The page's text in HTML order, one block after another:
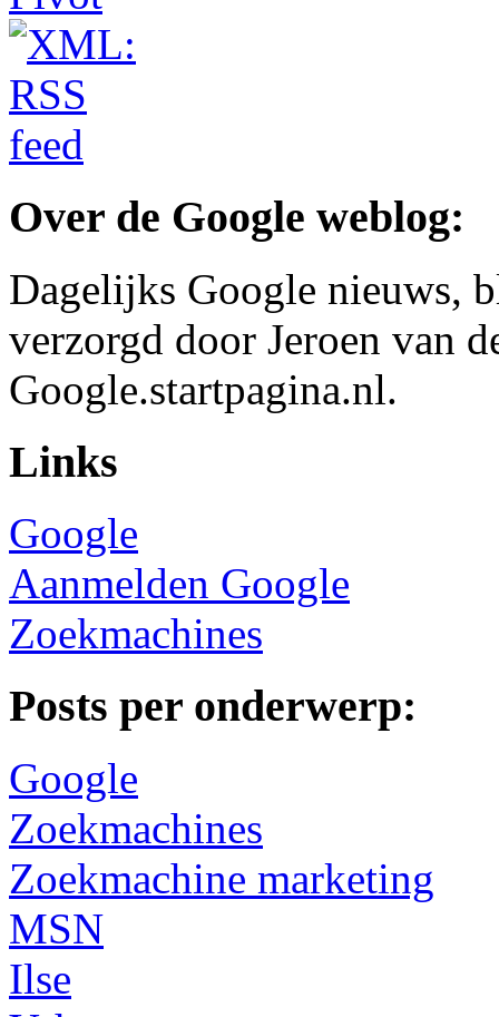
Over de Google weblog:
Dagelijks Google nieuws,
verzorgd door Jeroen van
Google.startpagina.nl.
Links
Google
Aanmelden Google
Zoekmachines
Posts per onderwerp:
Google
Zoekmachines
Zoekmachine marketing
MSN
Ilse